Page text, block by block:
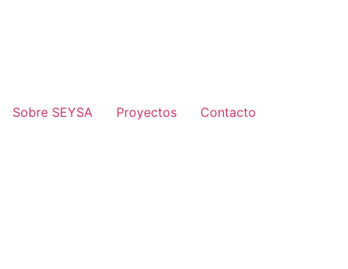
Sobre SEYSA Proyectos Contacto